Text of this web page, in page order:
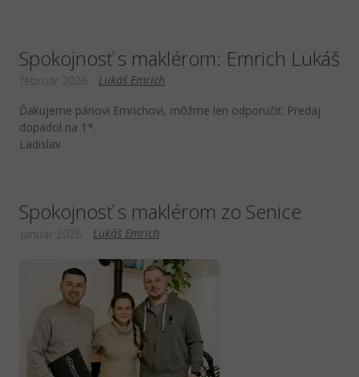
Spokojnosť s maklérom: Emrich Lukáš
Lukáš Emrich
február 2026
Ďakujeme pánovi Emrichovi, môžme len odporučiť. Predaj
dopadol na 1*.
Ladislav
Spokojnosť s maklérom zo Senice
Lukáš Emrich
január 2026